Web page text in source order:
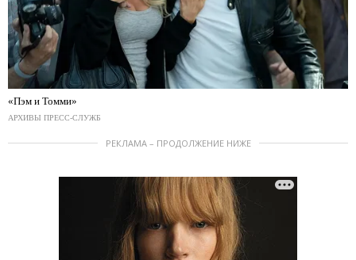
«Пэм и Томми»
АРХИВЫ ПРЕСС-СЛУЖБ
РЕКЛАМА – ПРОДОЛЖЕНИЕ НИЖЕ